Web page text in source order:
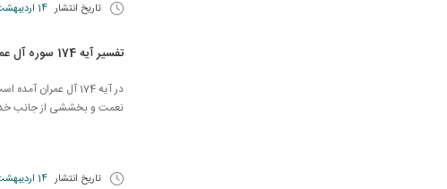
تاریخ انتشار 14 اردیبهشت 1398
تفسیر آیه 174 سوره آل عمران
در آیه 174 آل
نعمت و بخششى از جانب خدا
تاریخ انتشار 14 اردیبهشت 1398